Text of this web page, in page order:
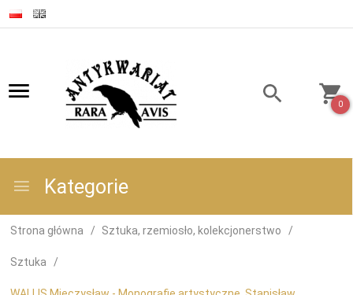
0
Kategorie
Strona główna Sztuka, rzemiosło, kolekcjonerstwo
Sztuka